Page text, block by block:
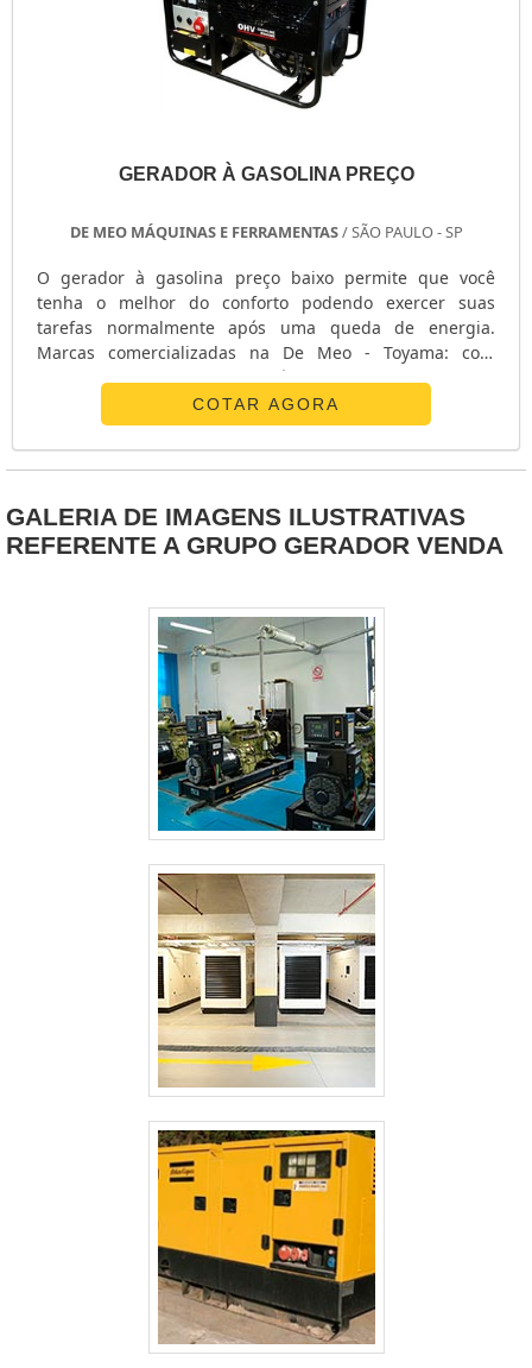
GERADOR À GASOLINA PREÇO
DE MEO MÁQUINAS E FERRAMENTAS/ SÃO PAULO - SP
O gerador à gasolina preço baixo permite que você
tenha o melhor do conforto podendo exercer suas
tarefas normalmente após uma queda de energia.
Marcas comercializadas na De Meo - Toyama: com
modelos que variam de 2,6 à 25 KVA; - Gamma: com
modelos de quatro tempos e operação monofásica ou
trifásica; - Motomil: com modelos 4 tempos e até 6
cavalos. Os equipamentos são comercializados pela De
Meo desde suas linhas industriais até às ....
COTAR AGORA
GALERIA DE IMAGENS ILUSTRATIVAS
REFERENTE A GRUPO GERADOR VENDA